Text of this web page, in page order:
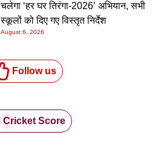
चलेगा ‘हर घर तिरंगा-2026’ अभियान, सभी
स्कूलों को दिए गए विस्तृत निर्देश
August 6, 2026
Follow us
Cricket Score